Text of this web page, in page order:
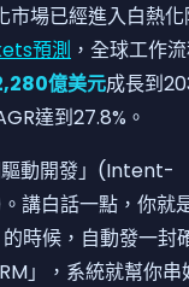
市場已經進入白熱化
預測 ，全球工作
億美元成長到
達到27.8%。
動開發」(Intent-
講白話一點，你就
時候，自動發一封
」，系統就幫你串